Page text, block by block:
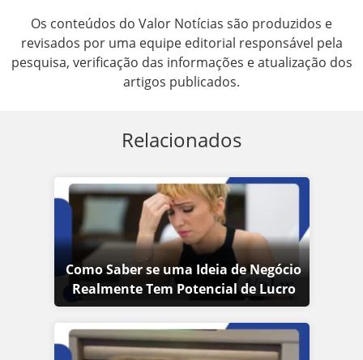
Os conteúdos do Valor Notícias são produzidos e
revisados por uma equipe editorial responsável pela
pesquisa, verificação das informações e atualização dos
artigos publicados.
Relacionados
Como Saber se uma Ideia de Negócio
Realmente Tem Potencial de Lucro